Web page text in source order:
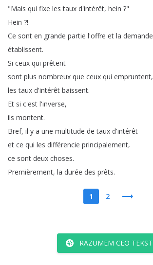
"Mais qui fixe les taux d'intérêt, hein ?"
Hein ?!
Ce sont en grande partie l'offre et la demande
établissent.
Si ceux qui prêtent
sont plus nombreux que ceux qui empruntent,
les taux d'intérêt baissent.
Et si c'est l'inverse,
ils montent.
Bref, il y a une multitude de taux d'intérêt
et ce qui les différencie principalement,
ce sont deux choses.
Premièrement, la durée des prêts.
1 2
RAZUMEM CEO TEKST